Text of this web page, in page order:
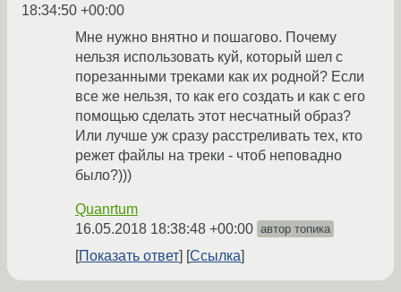
18:34:50 +00:00
Мне нужно внятно и пошагово. Почему
нельзя использовать куй, который шел с
порезанными треками как их родной? Если
все же нельзя, то как его создать и как с его
помощью сделать этот несчатный образ?
Или лучше уж сразу расстреливать тех, кто
режет файлы на треки - чтоб неповадно
было?)))
Quanrtum
16.05.2018 18:38:48 +00:00 автор топика
Показать ответ Ссылка